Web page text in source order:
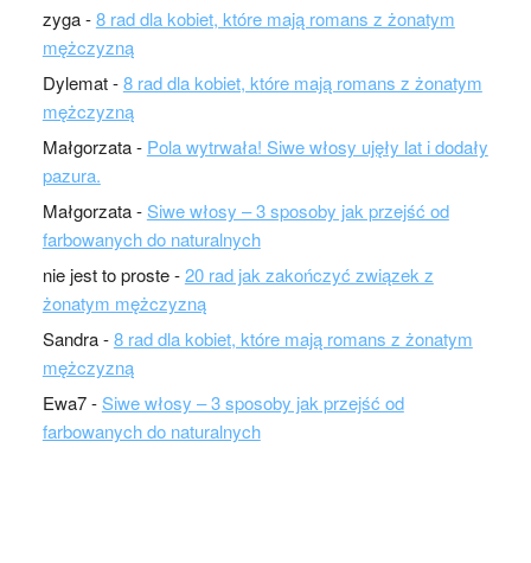
zyga-8 rad dla kobiet, które mają romans z żonatym
mężczyzną
Dylemat-8 rad dla kobiet, które mają romans z żonatym
mężczyzną
Małgorzata- Pola wytrwała! Siwe włosy ujęły lat i dodały
pazura.
Małgorzata-Siwe włosy – 3 sposoby jak przejść od
farbowanych do naturalnych
nie jest to proste-20 rad jak zakończyć związek z
żonatym mężczyzną
Sandra-8 rad dla kobiet, które mają romans z żonatym
mężczyzną
Ewa7-Siwe włosy – 3 sposoby jak przejść od
farbowanych do naturalnych